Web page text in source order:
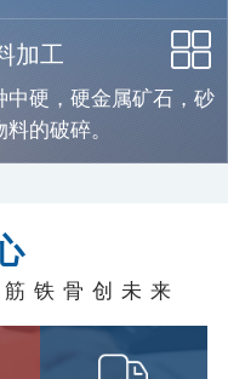
加工
中硬，硬金属矿石，砂
的破碎。
铁骨创未来